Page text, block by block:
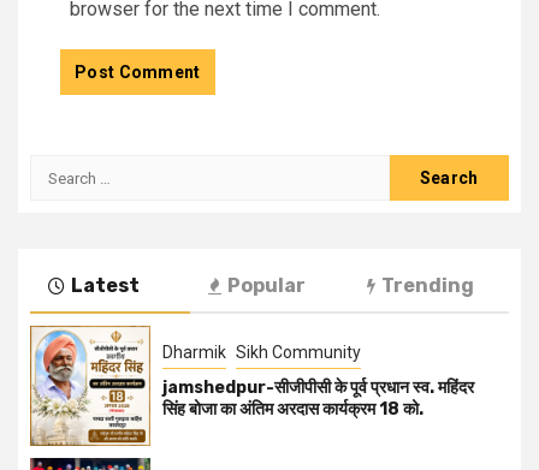
browser for the next time I comment.
Latest Popular Trending
Dharmik Sikh Community
jamshedpur-सीजीपीसी के पूर्व प्रधान स्व. महिंदर
सिंह बोजा का अंतिम अरदास कार्यक्रम 18 को.